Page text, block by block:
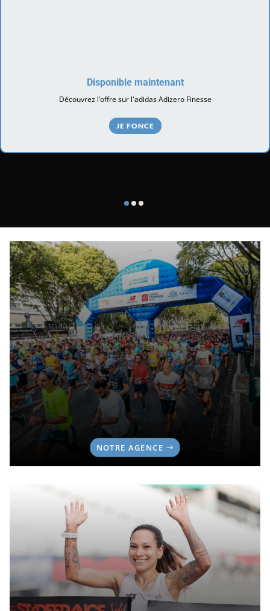
Disponible maintenant
Découvrez l’offre sur l'adidas Adizero Finesse
JE FONCE
NOTRE AGENCE